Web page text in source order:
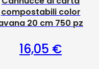
compostabili color
20 cm 750 pz
16,05 €